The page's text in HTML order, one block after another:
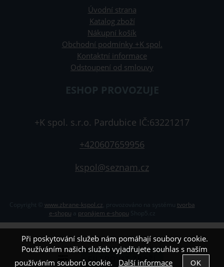
Úvodní strana
Katalog zboží
Nákupní košík
Obchodní podmínky +K spol.
Kontaktní informace
Odstoupení od smlouvy
ESHOP PROVOZUJE
+K spol. s.r.o. Pardubice IČ:63221217
+420607659956
kspol@seznam.cz
Copyright © www.zbrane-kspol.cz
tvorba
e-shopu
pronájem e-shopu
Při poskytování služeb nám pomáhají soubory cookie.
Používáním našich služeb vyjadřujete souhlas s naším
používáním souborů cookie. Další informace